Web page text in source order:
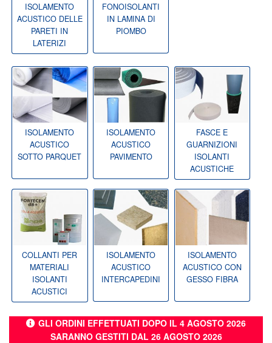
ISOLAMENTO
ACUSTICO DELLE
PARETI IN
LATERIZI
FONOISOLANTI
IN LAMINA DI
PIOMBO
ISOLAMENTO
ACUSTICO
SOTTO PARQUET
ISOLAMENTO
ACUSTICO
PAVIMENTO
FASCE E
GUARNIZIONI
ISOLANTI
ACUSTICHE
COLLANTI PER
MATERIALI
ISOLANTI
ACUSTICI
ISOLAMENTO
ACUSTICO
INTERCAPEDINI
ISOLAMENTO
ACUSTICO CON
GESSO FIBRA
GLI ORDINI EFFETTUATI DOPO IL 4 AGOSTO 2026
SARANNO GESTITI DAL 26 AGOSTO 2026